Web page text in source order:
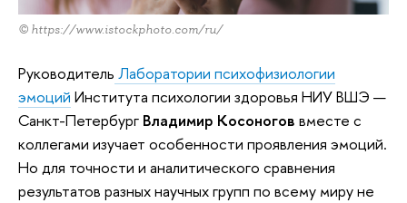
© https://www.istockphoto.com/ru/
Руководитель Лаборатории психофизиологии
эмоций Института психологии здоровья НИУ ВШЭ —
Санкт-Петербург Владимир Косоногов вместе с
коллегами изучает особенности проявления эмоций.
Но для точности и аналитического сравнения
результатов разных научных групп по всему миру не